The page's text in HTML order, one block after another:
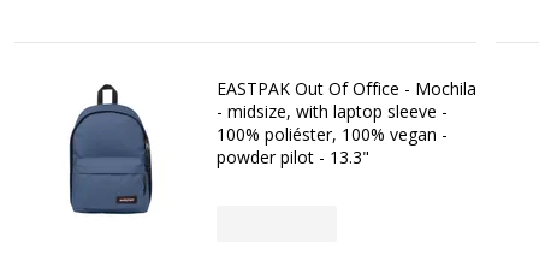
EASTPAK Out Of Office - Mochila
- midsize, with laptop sleeve -
100% poliéster, 100% vegan -
powder pilot - 13.3"